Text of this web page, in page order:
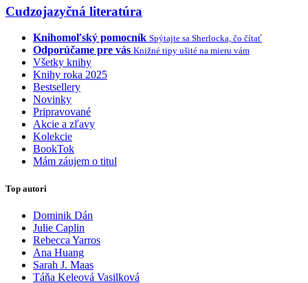
Cudzojazyčná literatúra
Knihomoľský pomocník Spýtajte sa Sherlocka, čo čítať
Odporúčame pre vás Knižné tipy ušité na mieru vám
Všetky knihy
Knihy roka 2025
Bestsellery
Novinky
Pripravované
Akcie a zľavy
Kolekcie
BookTok
Mám záujem o titul
Top autori
Dominik Dán
Julie Caplin
Rebecca Yarros
Ana Huang
Sarah J. Maas
Táňa Keleová Vasilková